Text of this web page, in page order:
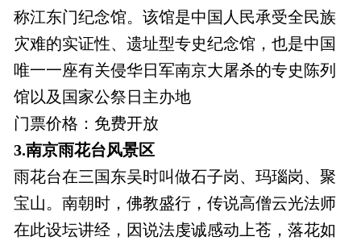
称江东门纪念馆。该馆是中国人民承受全民族
灾难的实证性、遗址型专史纪念馆，也是中国
唯一一座有关侵华日军南京大屠杀的专史陈列
馆以及国家公祭日主办地
门票价格：免费开放
3.南京雨花台风景区
雨花台在三国东吴时叫做石子岗、玛瑙岗、聚
宝山。南朝时，佛教盛行，传说高僧云光法师
在此设坛讲经，因说法虔诚感动上苍，落花如